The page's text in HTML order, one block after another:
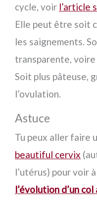
cycle, voir l’article
Elle peut être soit
les saignements.
transparente,
Soit plus pâteuse,
l’ovulation.
Astuce
Tu peux aller faire
beautiful cervix
l’utérus) pour voir
l’évolution d’un